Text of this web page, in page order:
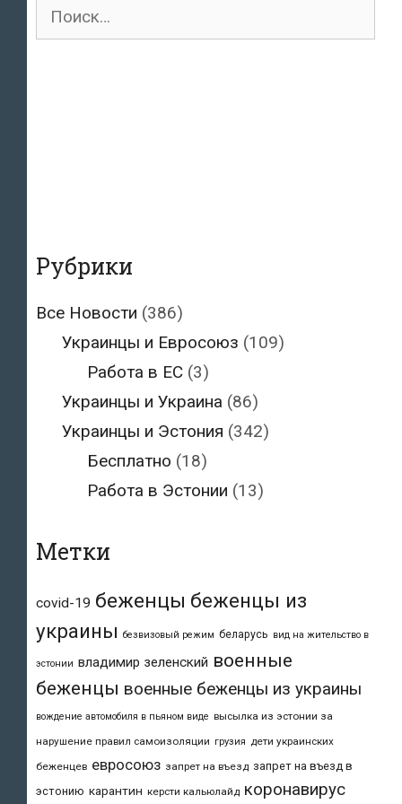
Поиск
Рубрики
Все Новости (386)
Украинцы и Евросоюз (109)
Работа в ЕС (3)
Украинцы и Украина (86)
Украинцы и Эстония (342)
Бесплатно (18)
Работа в Эстонии (13)
Метки
covid-19 беженцы беженцы из
украины безвизовый режим беларусь вид на жительство в
эстонии владимир зеленский военные
беженцы военные беженцы из украины
вождение автомобиля в пьяном виде высылка из эстонии за
нарушение правил самоизоляции грузия дети украинских
беженцев евросоюз запрет на въезд запрет на въезд в
эстонию карантин керсти кальюлайд коронавирус